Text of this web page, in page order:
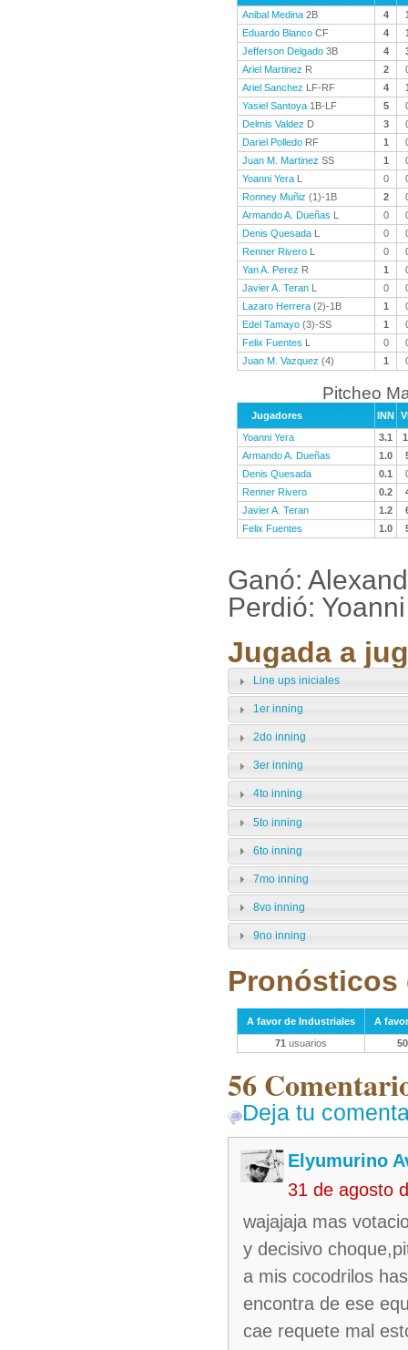
Anibal Medina 2B 4
Eduardo Blanco CF 4
Jefferson Delgado 3B 4
Ariel Martinez R 2
Ariel Sanchez LF-RF 4
Yasiel Santoya 1B-LF 5
Delmis Valdez D 3
Dariel Polledo RF 1
Juan M. Martinez SS 1
Yoanni Yera L 0
Ronney Muñiz (1)-1B 2
Armando A. Dueñas L 0
Denis Quesada L 0
Renner Rivero L 0
Yan A. Perez R 1
Javier A. Teran L 0
Lazaro Herrera (2)-1B 1
Edel Tamayo (3)-SS 1
Felix Fuentes L 0
Juan M. Vazquez (4) 1
Pitcheo
Jugadores INN
Yoanni Yera
3.1
Armando A. Dueñas
1.0
Denis Quesada
0.1
Renner Rivero
0.2
Javier A. Teran
1.2
Felix Fuentes
1.0
Ganó:
Perdió:
Jugada a
Line ups iniciales
1er inning
2do inning
3er inning
4to inning
5to inning
6to inning
7mo inning
8vo inning
9no inning
Pronósticos
A favor de Industriales
A
71 usuarios 50
56
Deja tu
Elyumurino
31 de agosto
wajajaja mas
y decisivo
a mis cocodrilos
encontra de ese
cae requete mal